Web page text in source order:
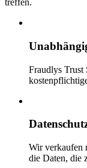
treffen.
Fraudlys Trust
Wir verkaufen
die Daten, die